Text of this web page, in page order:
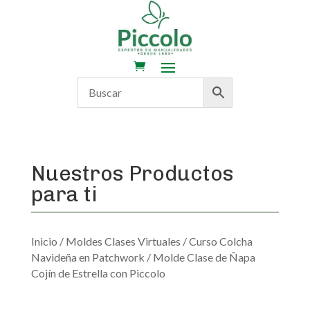
Nuestros Productos
para ti
Inicio / Moldes Clases Virtuales /Curso Colcha
Navideña en Patchwork / Molde Clase de Ñapa
Cojín de Estrella con Piccolo